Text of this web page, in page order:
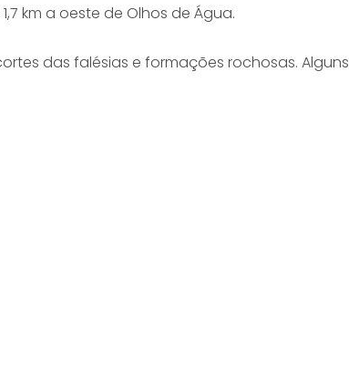
km a oeste de Olhos de Água.
das falésias e formações rochosas. Alguns